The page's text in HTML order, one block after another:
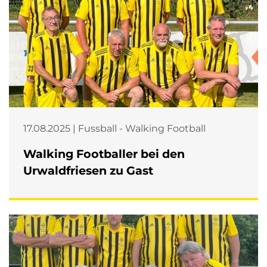
17.08.2025 | Fussball - Walking Football
Walking Footballer bei den
Urwaldfriesen zu Gast